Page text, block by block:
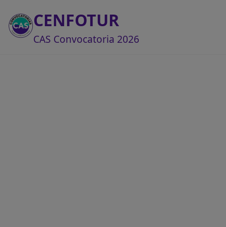
CENFOTUR
CAS Convocatoria 2026